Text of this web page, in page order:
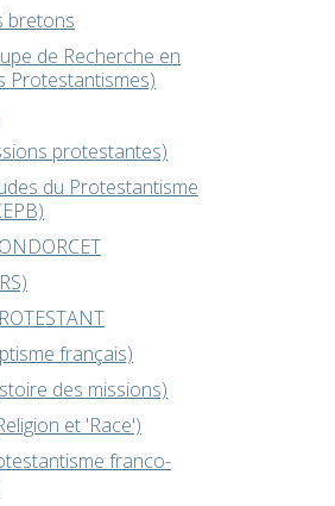
bretons
de Recherche en
Protestantismes)
protestantes)
du Protestantisme
français)
des missions)
et 'Race')
franco-